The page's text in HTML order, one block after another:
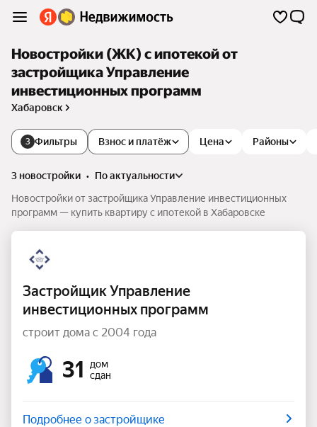
Новостройки (ЖК) с ипотекой от
застройщика Управление
инвестиционных программ
Хабаровск
3 Фильтры Цена
Взнос и платёж Районы
3 новостройки •
по актуальности
Новостройки от застройщика Управление инвестиционных
программ — купить квартиру с ипотекой в Хабаровске
Застройщик Управление
инвестиционных программ
строит дома с 2004 года
31
дом
сдан
Подробнее о застройщике